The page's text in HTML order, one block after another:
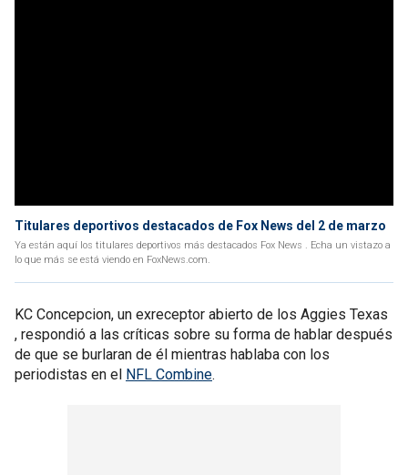
Titulares deportivos destacados de Fox News del 2 de marzo
Ya están aquí los titulares deportivos más destacados Fox News . Echa un vistazo a
lo que más se está viendo en FoxNews.com.
KC Concepcion, un exreceptor abierto de los Aggies Texas
, respondió a las críticas sobre su forma de hablar después
de que se burlaran de él mientras hablaba con los
periodistas en el NFL Combine.